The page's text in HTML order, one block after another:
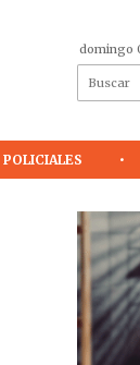
domingo
POLICIALES